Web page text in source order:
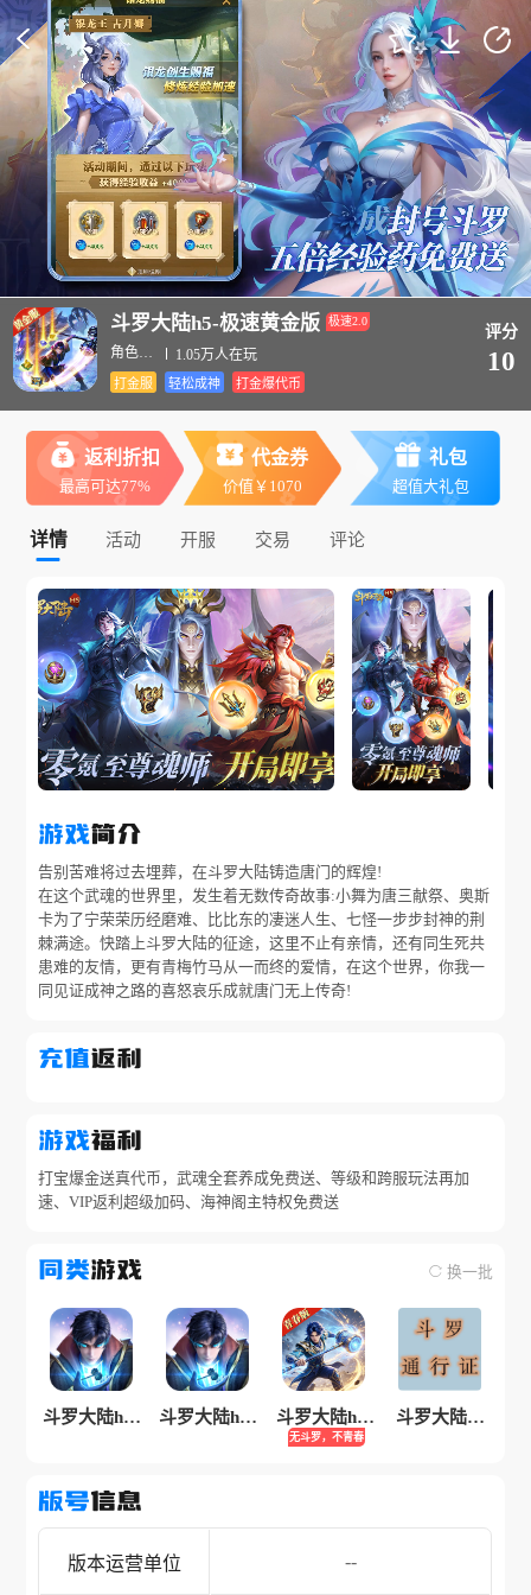
斗罗大陆h5-极速黄金版 极速2.0
角色扮演 1.05万人在玩
打金服 轻松成神 打金爆代币
评分
10
返利折扣
最高可达77%
代金券
价值￥1070
礼包
超值大礼包
详情 活动 开服 交易 评论
游戏简介
告别苦难将过去埋葬，在斗罗大陆铸造唐门的辉煌!
在这个武魂的世界里，发生着无数传奇故事:小舞为唐三献祭、奥斯
卡为了宁荣荣历经磨难、比比东的凄迷人生、七怪一步步封神的荆
棘满途。快踏上斗罗大陆的征途，这里不止有亲情，还有同生死共
患难的友情，更有青梅竹马从一而终的爱情，在这个世界，你我一
同见证成神之路的喜怒哀乐成就唐门无上传奇!
充值返利
游戏福利
打宝爆金送真代币，武魂全套养成免费送、等级和跨服玩法再加
速、VIP返利超级加码、海神阁主特权免费送
同类游戏 换一批
斗罗大陆h5-
斗罗大陆h5-
斗罗大陆h5-
青春极速版
无斗罗，不青春
斗罗大陆通
版号信息
版本运营单位 --